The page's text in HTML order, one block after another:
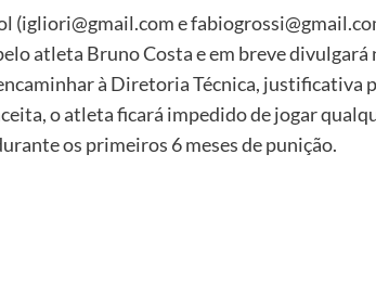
(igliori@gmail.com e
atleta Bruno Costa e em breve divulgará
à Diretoria Técnica, justificativa
o atleta ficará impedido de jogar
os primeiros 6 meses de punição.